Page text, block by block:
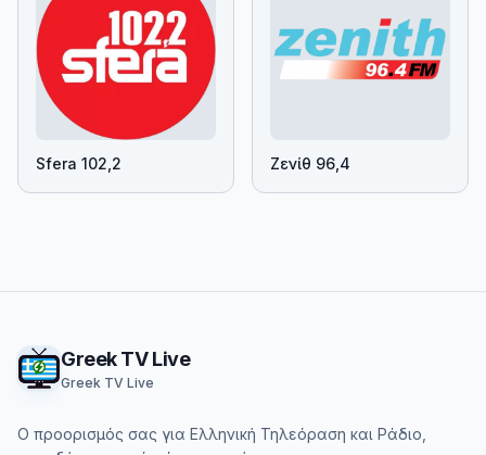
Sfera 102,2 Ζενίθ 96,4
Greek TV Live
Greek TV Live
Ο προορισμός σας για Ελληνική Τηλεόραση και Ράδιο,